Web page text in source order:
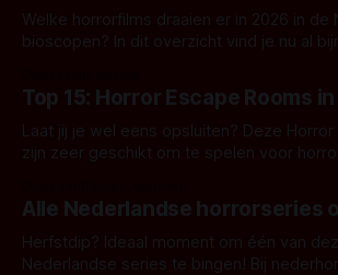
Welke horrorfilms draaien er in 2026 in de
bioscopen? In dit overzicht vind je nu al
Top 15: Horror Escape Rooms
Laat jij je wel eens opsluiten? Deze Horror
zijn zeer geschikt om te spelen voor
Alle Nederlandse horrorseries
Herfstdip? Ideaal moment om één van
Nederlandse series te bingen! Bij nederhorror denk je al